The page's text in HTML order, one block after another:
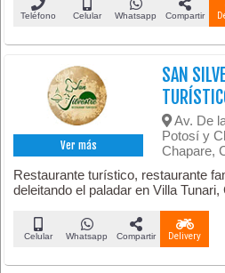
Teléfono Celular Whatsapp Compartir
Ver más
SAN
Av. De
Potosí y
Chapare,
Restaurante turístico, restaurante
deleitando el paladar en Villa
Celular Whatsapp Compartir Delivery